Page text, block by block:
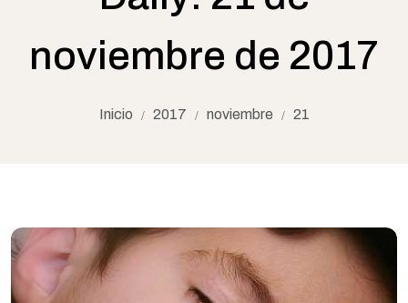
noviembre de 2017
Inicio / 2017 / noviembre / 21